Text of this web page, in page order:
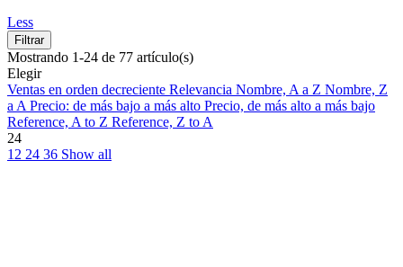
Less
Filtrar
Mostrando 1-24 de 77 artículo(s)
Elegir
Ventas en orden decreciente Relevancia Nombre, A a Z Nombre, Z
a A Precio: de más bajo a más alto Precio, de más alto a más bajo
Reference, A to Z Reference, Z to A
24
12 24 36 Show all